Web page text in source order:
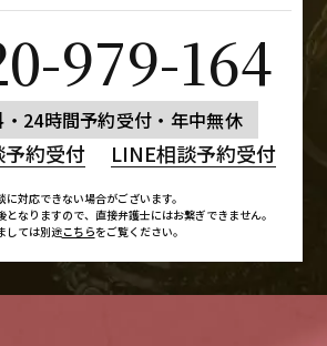
979-164
24時間予約受付・年中無休
予約受付 LINE相談予約受付
対応できない場合がございます。
なりますので、 直接弁護士にはお繋ぎできません。
しては別途こちらをご覧ください。